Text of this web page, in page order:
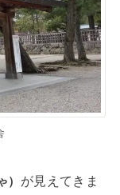
） が見えてきま